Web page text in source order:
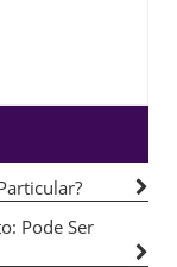
Pode Ser